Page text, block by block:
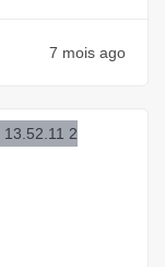
7 mois ago